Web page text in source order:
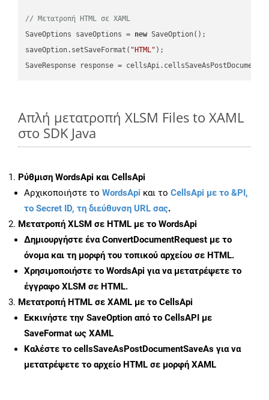
// Μετατροπή HTML σε XAML
SaveOptions saveOptions = new SaveOption();
saveOption.setSaveFormat( "HTML" );
SaveResponse response =
Απλή μετατροπή XLSM Files to XAML
στο SDK Java
Ρύθμιση WordsApi και CellsApi
Αρχικοποιήστε το WordsApi και το CellsApi με το &PI,
το Secret ID, τη διεύθυνση URL σας.
Μετατροπή XLSM σε HTML με το WordsApi
Δημιουργήστε έναConvertDocumentRequest με το
όνομα και τη μορφή του τοπικού αρχείου σε HTML.
Χρησιμοποιήστε το WordsApi για να μετατρέψετε το
έγγραφο XLSM σε HTML.
Μετατροπή HTML σε XAML με το CellsApi
Εκκινήστε την SaveOption από το CellsAPI με
SaveFormat ως XAML
Καλέστε το cellsSaveAsPostDocumentSaveAs για να
μετατρέψετε το αρχείο HTML σε μορφή XAML